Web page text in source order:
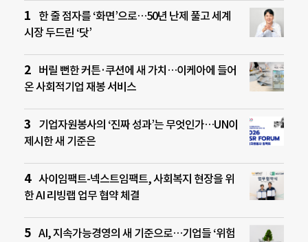
한 줄 점자를 ‘화면’으로…50년 난제 풀고 세계
시장 두드린 ‘닷’
버릴 뻔한 커튼·쿠션에 새 가치…이케아에 들어
온 사회적기업 재봉 서비스
기업자원봉사의 ‘진짜 성과’는 무엇인가…UN이
제시한 새 기준은
사이임팩트-넥스트임팩트, 사회복지 현장을 위
한 AI 리빙랩 업무 협약 체결
AI, 지속가능경영의 새 기준으로…기업들 ‘위험